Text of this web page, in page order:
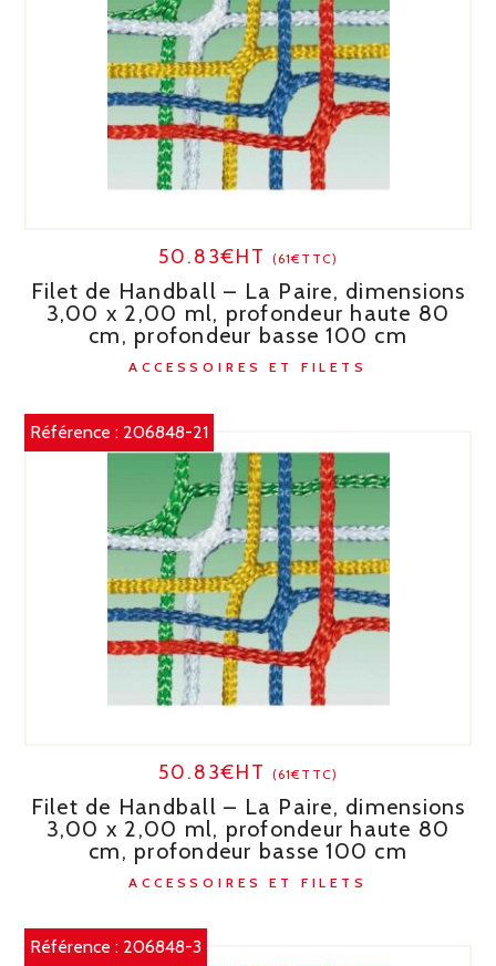
50.83€HT (61€TTC)
Filet de Handball – La Paire, dimensions
3,00 x 2,00 ml, profondeur haute 80
cm, profondeur basse 100 cm
ACCESSOIRES ET FILETS
Référence : 206848-21
50.83€HT (61€TTC)
Filet de Handball – La Paire, dimensions
3,00 x 2,00 ml, profondeur haute 80
cm, profondeur basse 100 cm
ACCESSOIRES ET FILETS
Référence : 206848-3